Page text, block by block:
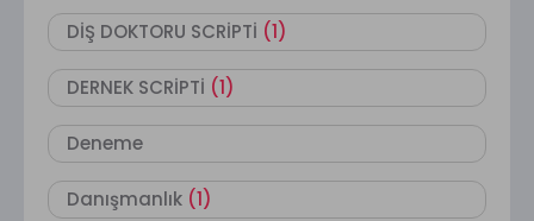
DİŞ DOKTORU SCRİPTİ (1)
DERNEK SCRİPTİ (1)
Deneme
Danışmanlık (1)